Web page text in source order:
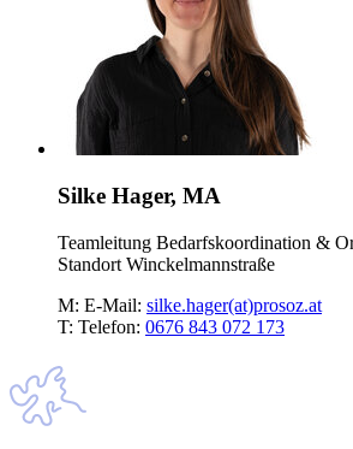
Silke Hager, MA
Teamleitung Bedarfskoordination &
Standort Winckelmannstraße
M: E-Mail: silke.hager(at)prosoz.at
T: Telefon: 0676 843 072 173